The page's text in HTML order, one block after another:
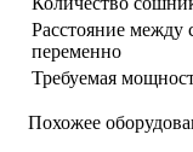
Расстояние
переменно
Требуемая
Похожее